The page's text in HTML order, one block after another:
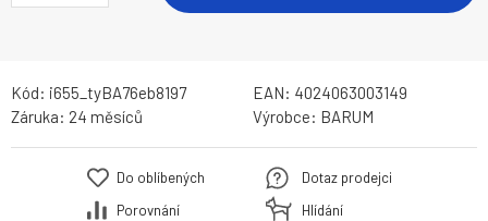
Kód: i655_tyBA76eb8197 EAN: 4024063003149
Záruka: 24 měsíců Výrobce: BARUM
Do oblíbených
Porovnání
Dotaz prodejci
Hlídání